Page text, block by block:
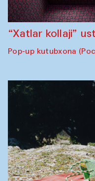
“Xatlar kollaji”
Pop-up kutubxona